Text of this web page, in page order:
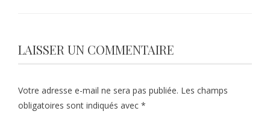
LAISSER UN COMMENTAIRE
Votre adresse e-mail ne sera pas publiée. Les champs
obligatoires sont indiqués avec *